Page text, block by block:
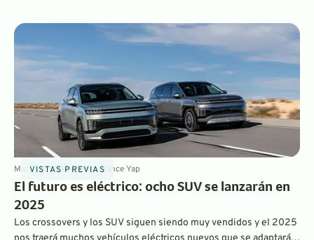
VISTAS PREVIAS
Mar 7, 20255 min ByLaurance Yap
El futuro es eléctrico: ocho SUV se lanzarán en
2025
Los crossovers y los SUV siguen siendo muy vendidos y el 2025